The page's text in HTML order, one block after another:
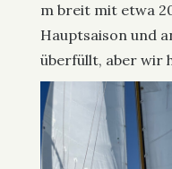
m breit mit etwa
Hauptsaison und
überfüllt, aber wir